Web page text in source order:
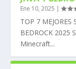
Ene 10, 2025 |
TOP 7 MEJORES
BEDROCK 2025
Minecraft...